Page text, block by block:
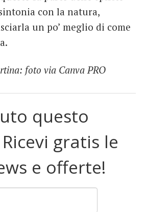
con la natura,
un po’ meglio di come
foto via Canva PRO
questo
gratis le
e offerte!